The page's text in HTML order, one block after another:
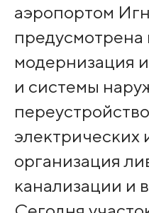
аэропортом
предусмотрена
модернизация
и системы
электрических
организация
канализации и